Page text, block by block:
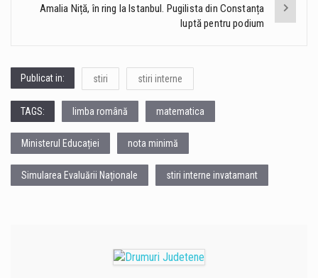
Amalia Niță, în ring la Istanbul. Pugilista din Constanța
luptă pentru podium
Publicat in: stiri stiri interne
TAGS: limba română matematica
Ministerul Educației nota minimă
Simularea Evaluării Naționale stiri interne invatamant